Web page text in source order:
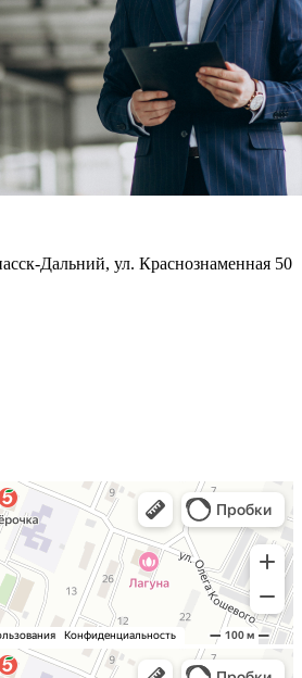
Дальний, ул. Краснознаменная 50